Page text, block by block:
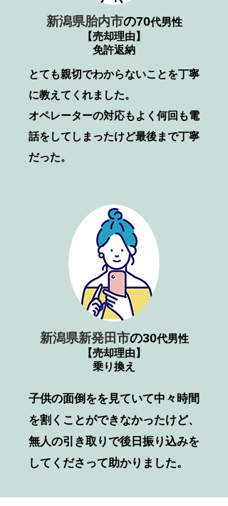
新潟県胎内市の70代男性
【売却理由】
免許返納
とても親切でわからないことを丁寧
に教えてくれました。
​オペレーターの対応もよく何回も電
話をしてしまったけど最後まで丁寧
だった。
新潟県新発田市の30代男性
【売却理由】
乗り換え
子供の面倒をを見ていて中々時間
を割くことができなかったけど、
無人の引き取りで後日振り込みを
してくださって助かりました。